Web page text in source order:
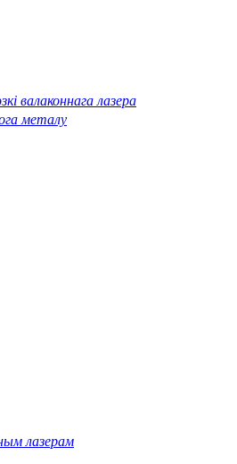
валаконнага лазера
металу
лазерам